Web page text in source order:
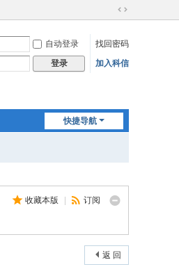
切
到
宽
自动登录
找回密码
登录 加入科信
快捷导航
收藏本版 订阅
返 回